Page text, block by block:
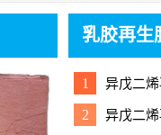
乳胶再生
1 异戊二
2 异戊二